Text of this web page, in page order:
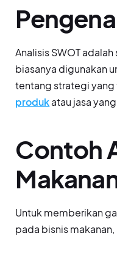
Analisis SWOT
biasanya digunakan
tentang strategi yang
produkatau jasa
Contoh
Untuk memberikan
pada bisnis